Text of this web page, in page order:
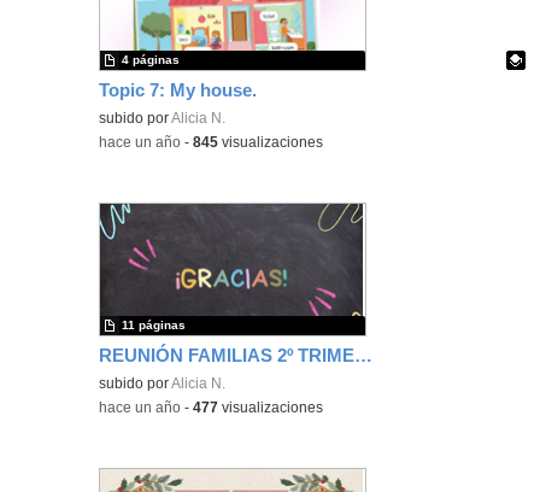
Topic 7: My house.
Contenido educativo.
subido porAlicia N.
4 páginas
-hace un año -845 visualizaciones
REUNIÓN FAMILIAS 2º TRIMESTRE
subido porAlicia N.
11 páginas
-hace un año -477 visualizaciones